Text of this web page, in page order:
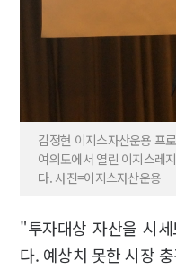
김정현 이지스자산운용 프
여의도에서 열린 이지스레
다. 사진=이지스자산운용
"투자대상 자산을 시
다. 예상치 못한 시장